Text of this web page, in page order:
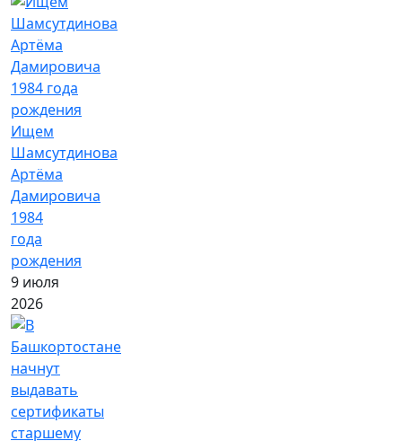
Ищем
Шамсутдинова
Артёма
Дамировича
1984
года
рождения
9 июля
2026